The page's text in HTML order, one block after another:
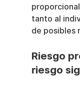
tanto al
de posibles
Riesgo
riesgo